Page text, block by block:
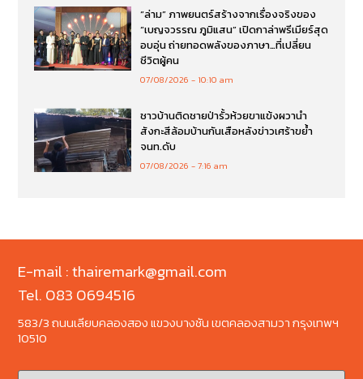
“ล่าม” ภาพยนตร์สร้างจากเรื่องจริงของ
“เบญจวรรณ ภูมิแสน” เปิดกาล่าพรีเมียร์สุด
อบอุ่น ถ่ายทอดพลังของภาษา…ที่เปลี่ยน
ชีวิตผู้คน
07/08/2026 10:10 am
ชาวบ้านติดชายป่ารั้วห้วยขาแข้งผวานำ
สังกะสีล้อมบ้านกันเสือหลังข่าวเศร้าขย้ำ
จนท.ดับ
07/08/2026 7:16 am
E-mail : thairemark@gmail.com
Tel. 083 0694516
583/3 ถนนเลียบคลองสอง แขวงบางชัน เขตคลองสามวา กรุงเทพฯ
10510